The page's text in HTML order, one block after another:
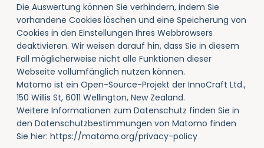
Die Auswertung können Sie verhindern, indem Sie
vorhandene Cookies löschen und eine Speicherung von
Cookies in den Einstellungen Ihres Webbrowsers
deaktivieren. Wir weisen darauf hin, dass Sie in diesem
Fall möglicherweise nicht alle Funktionen dieser
Webseite vollumfänglich nutzen können.
Matomo ist ein Open-Source-Projekt der InnoCraft Ltd.,
150 Willis St, 6011 Wellington, New Zealand.
Weitere Informationen zum Datenschutz finden Sie in
den Datenschutzbestimmungen von Matomo finden
Sie hier: https://matomo.org/privacy-policy